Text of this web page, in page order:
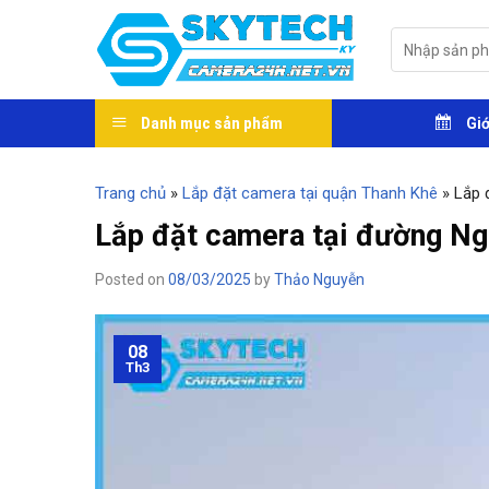
kiếm:
Danh mục sản phẩm
Trang chủ » Lắp đặt camera tại quận Thanh Khê » Lắp
Lắp đặt camera tại đường
Posted on 08/03/2025 byThảo Nguyễn
08
Th3